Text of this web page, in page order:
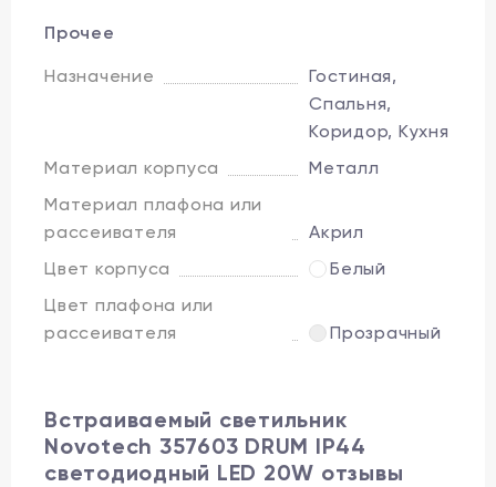
Прочее
Назначение
Гостиная,
Спальня,
Коридор, Кухня
Материал корпуса
Металл
Материал плафона или
рассеивателя
Акрил
Цвет корпуса
Белый
Цвет плафона или
рассеивателя
Прозрачный
Встраиваемый светильник
Novotech 357603 DRUM IP44
светодиодный LED 20W отзывы